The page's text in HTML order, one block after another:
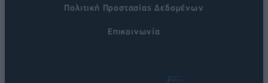
Πολιτική Προστασίας Δεδομένων
Επικοινωνία